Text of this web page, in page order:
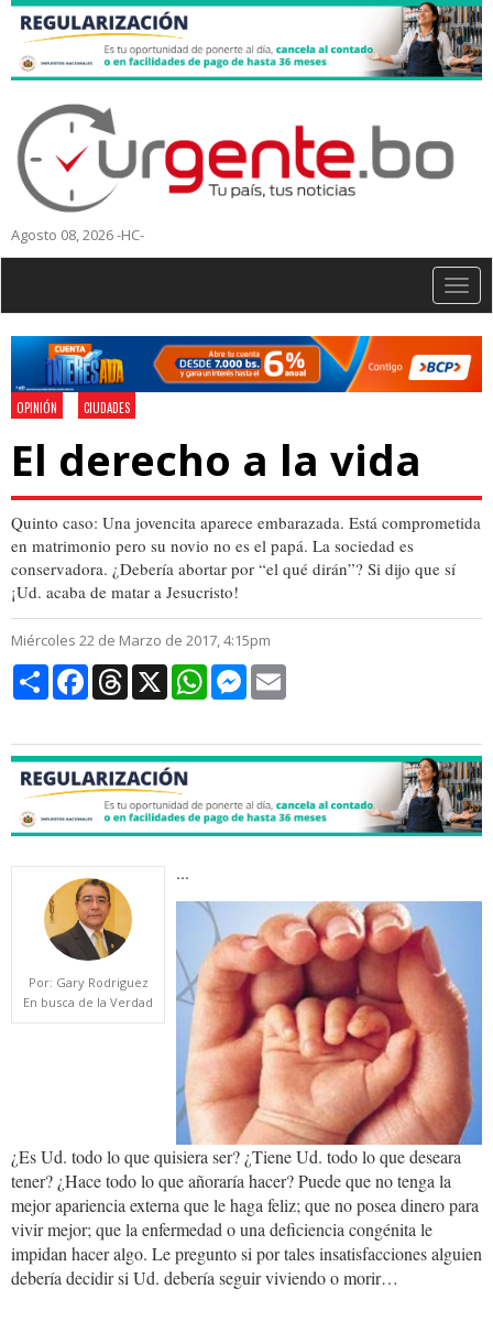
Agosto 08, 2026 -HC-
OPINIÓN CIUDADES
El derecho a la vida
Quinto caso: Una jovencita aparece embarazada. Está comprometida
en matrimonio pero su novio no es el papá. La sociedad es
conservadora. ¿Debería abortar por “el qué dirán”? Si dijo que sí
¡Ud. acaba de matar a Jesucristo!
Miércoles 22 de Marzo de 2017, 4:15pm
CompartirFacebookThreads
X WhatsAppMessenger
Por: Gary Rodriguez
En busca de la Verdad
...
vida.jpg
¿Es Ud. todo lo que quisiera ser? ¿Tiene Ud. todo lo que deseara
tener? ¿Hace todo lo que añoraría hacer? Puede que no tenga la
mejor apariencia externa que le haga feliz; que no posea dinero para
vivir mejor; que la enfermedad o una deficiencia congénita le
impidan hacer algo. Le pregunto si por tales insatisfacciones alguien
debería decidir si Ud. debería seguir viviendo o morir…